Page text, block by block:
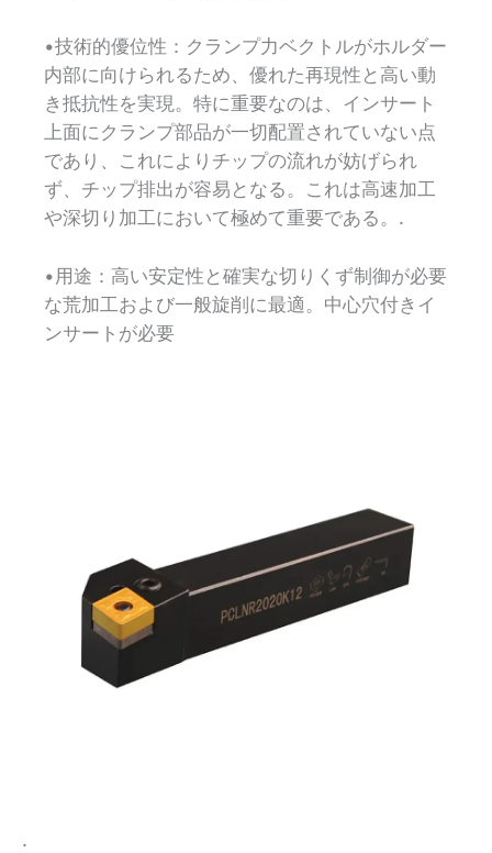
•技術的優位性：クランプ力ベクトルがホルダー
内部に向けられるため、優れた再現性と高い動
き抵抗性を実現。特に重要なのは、インサート
上面にクランプ部品が一切配置されていない点
であり、これによりチップの流れが妨げられ
ず、チップ排出が容易となる。これは高速加工
や深切り加工において極めて重要である。.
•用途：高い安定性と確実な切りくず制御が必要
な荒加工および一般旋削に最適。中心穴付きイ
ンサートが必要
.